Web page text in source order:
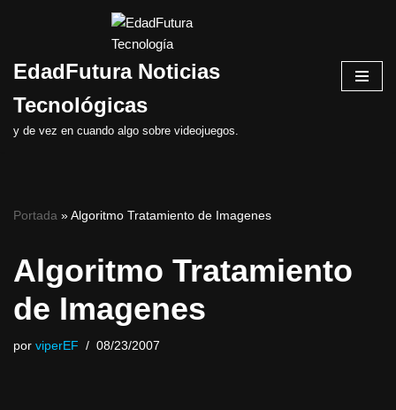
al
EdadFutura Noticias
Tecnológicas
y de vez en cuando algo sobre videojuegos.
Portada »Algoritmo Tratamiento de Imagenes
Algoritmo Tratamiento
de Imagenes
por viperEF 08/23/2007